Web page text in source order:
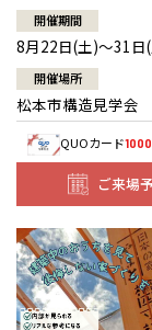
開催期間
8月22日(土)～31日
開催場所
松本市構造見学会
QUOカード1000
ご来場